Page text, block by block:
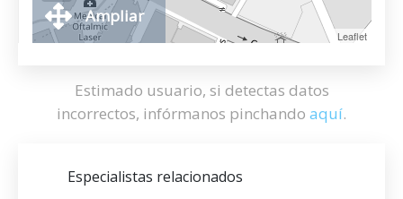
Leaflet
Ampliar
Estimado usuario, si detectas datos
incorrectos, infórmanos pinchando aquí.
Especialistas relacionados